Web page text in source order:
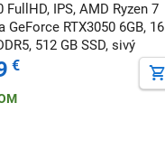
FullHD, IPS, AMD Ryzen 7
GeForce RTX3050 6GB, 16
512 GB SSD, sivý
€